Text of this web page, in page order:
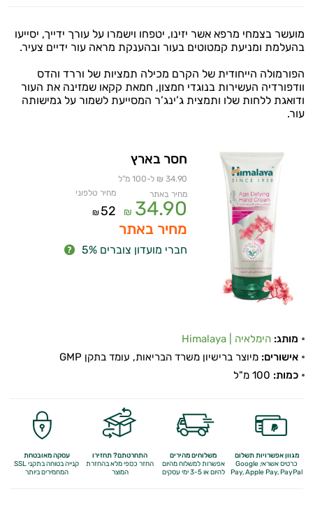
מועשר בצמחי מרפא אשר יזינו, יטפחו וישמרו על עורך ידייך, יסייעו
בהעלמת ומניעת קמטוטים בעור ובהענקת מראה עור ידיים צעיר.
הפורמולה הייחודית של הקרם מכילה תמציות של וררד והדס
וודפורדיה העשירות בנוגדי חמצון, חמאת קקאו שמזינה את העור
ודואגת ללחות שלו ותמצית ג’ינג’ר המסייעת לשמור על גמישותה
עור.
חסר בארץ
34.90 ₪ ל-100 מ"ל
מחיר באתר
34.90
₪
מחיר טלפוני
52
₪
מחיר באתר
חברי מועדון צוברים 5%
מותג: הימלאיה | Himalaya
אישורים: מיוצר ברישיון משרד הבריאות, עומד בתקן GMP
כמות:
מגוון אפשרויות תשלום
כרטיס אשראי, Google
Pay,Apple Pay, PayPal
משלוחים מהירים
אפשרות למשלוח מהיום
להיום או 3-5 ימי עסקים
התחרטתם? תחזירו
החזר כספי מלאבהחזרת
המוצר
עסקה מאובטחת
קנייה בטוחה בתקני SSL
המחמירים ביותר